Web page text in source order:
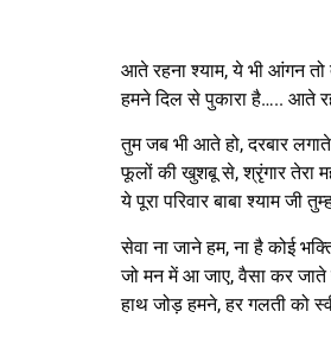
आते रहना श्याम, ये भी आंगन तो
हमने दिल से पुकारा है….. आते
तुम जब भी आते हो, दरबार
फूलों की खुशबू से, श्रृंगार तेरा
ये पूरा परिवार बाबा श्याम जी
सेवा ना जाने हम, ना है कोई
जो मन में आ जाए, वैसा कर जाते
हाथ जोड़ हमने, हर गलती को